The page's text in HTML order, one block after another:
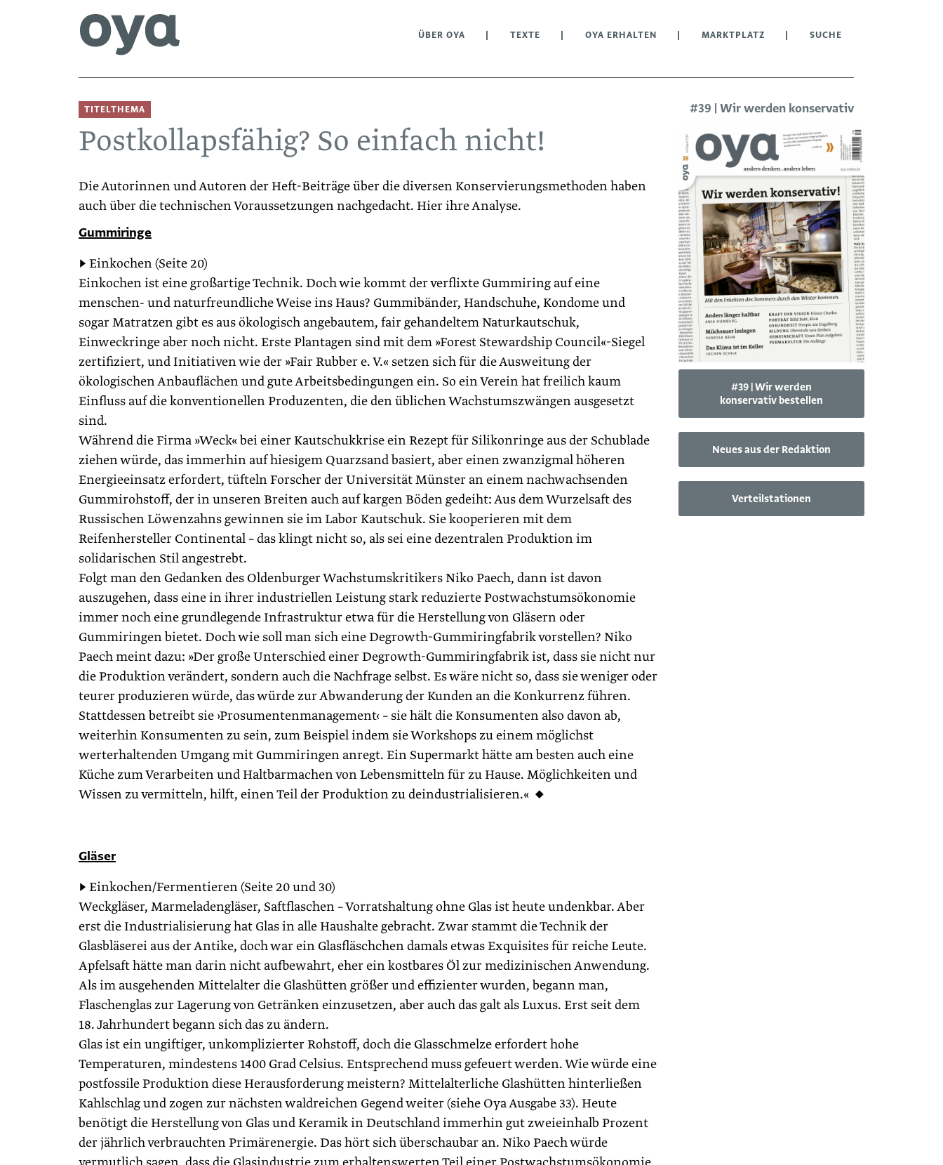
ÜBER OYA TEXTE OYA ERHALTEN MARKTPLATZ SUCHE
TITELTHEMA
Postkollapsfähig? So einfach nicht!
Die Autorinnen und Autoren der Heft-Beiträge über die diversen ­Konservierungsmethoden haben
auch über die technischen Voraussetzungen nachgedacht. Hier ihre Analyse.
Gummiringe
▶ Einkochen (Seite 20)
Einkochen ist eine großartige Technik. Doch wie kommt der verflixte Gummiring auf eine
menschen- und naturfreund­liche Weise ins Haus? Gummibänder, Handschuhe, Kondome und
sogar Matratzen gibt es aus ökologisch angebautem, fair gehandeltem Naturkautschuk,
Einweckringe aber noch nicht. Erste Plantagen sind mit dem »Forest Stewardship Council«-Siegel
zertifiziert, und Initiativen wie der »Fair Rubber e. V.« setzen sich für die Ausweitung der
ökologischen Anbauflächen und gute Arbeitsbedingungen ein. So ein Verein hat freilich kaum
Einfluss auf die konventionellen Produzenten, die den üblichen Wachstumszwängen ausgesetzt
sind.
Während die Firma »Weck« bei einer Kautschukkrise ein Rezept für Silikonringe aus der Schublade
ziehen würde, das immerhin auf hiesigem Quarzsand basiert, aber einen zwanzigmal höheren
Energieeinsatz erfordert, tüfteln Forscher der Universität Münster an einem nachwachsenden
Gummirohstoff, der in unseren Breiten auch auf kargen Böden gedeiht: Aus dem Wurzelsaft des
Russischen Löwenzahns gewinnen sie im Labor Kautschuk. Sie kooperieren mit dem
Reifenhersteller Continental – das klingt nicht so, als sei eine dezentralen Produktion im
solidarischen Stil angestrebt.
Folgt man den Gedanken des Oldenburger Wachstums­kritikers Niko Paech, dann ist davon
auszugehen, dass eine in ihrer industriellen Leistung stark reduzierte Postwachstumsökonomie
immer noch eine grundlegende Infrastruktur etwa für die Herstellung von Gläsern oder
Gummiringen bietet. Doch wie soll man sich eine Degrowth-Gummiringfabrik vorstellen? Niko
Paech meint dazu: »Der große Unterschied einer Degrowth-Gummiringfabrik ist, dass sie nicht nur
die Produktion verändert, sondern auch die Nachfrage selbst. Es wäre nicht so, dass sie weniger oder
teurer produzieren würde, das würde zur Abwanderung der Kunden an die Konkurrenz führen.
Stattdessen betreibt sie ›Prosumentenmanagement‹ – sie hält die Konsumenten also davon ab,
weiterhin Konsumenten zu sein, zum Beispiel indem sie Workshops zu einem möglichst
werterhaltenden Umgang mit Gummiringen anregt. Ein Supermarkt hätte am besten auch eine
Küche zum Verarbeiten und Haltbarmachen von Lebensmitteln für zu Hause. Möglichkeiten und
Wissen zu vermitteln, hilft, einen Teil der Produktion zu deindustrialisieren.« ◆
Gläser
▶ Einkochen/Fermentieren (Seite 20 und 30)
Weckgläser, Marmeladengläser, Saftflaschen – Vorratshaltung ohne Glas ist heute undenkbar. Aber
erst die Industrialisierung hat Glas in alle Haushalte gebracht. Zwar stammt die Technik der
Glasbläserei aus der Antike, doch war ein Glasfläschchen damals etwas Exquisites für reiche Leute.
Apfelsaft hätte man darin nicht aufbewahrt, eher ein kostbares Öl zur medizinischen Anwendung.
Als im ausgehenden Mittelalter die Glashütten größer und effizienter wurden, begann man,
Flaschenglas zur Lagerung von Getränken einzusetzen, aber auch das galt als Luxus. Erst seit dem
18. Jahrhundert begann sich das zu ändern.
Glas ist ein ungiftiger, unkomplizierter Rohstoff, doch die Glasschmelze erfordert hohe
Temperaturen, mindestens 1400 Grad Celsius. Entsprechend muss gefeuert werden. Wie würde eine
postfossile Produktion diese Herausforderung meistern? Mittelalterliche Glashütten hinterließen
Kahlschlag und zogen zur nächsten waldreichen Gegend weiter (siehe Oya Ausgabe 33). Heute
benötigt die Herstellung von Glas und Keramik in Deutschland immerhin gut zweieinhalb Prozent
der jährlich verbrauchten Primärenergie. Das hört sich überschaubar an. Niko Paech würde
#39 | Wir werden konservativ
#39 | Wir werden
konservativ bestellen
Neues aus der Redaktion
Verteilstationen